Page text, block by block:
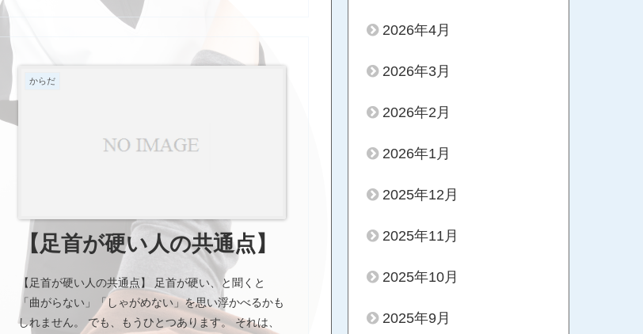
からだ
【足首が硬い人の共通点】
【足首が硬い人の共通点】 足首が硬い、と聞くと
「曲がらない」「しゃがめない」を思い浮かべるかも
しれません。 でも、もうひとつあります。 それは、
2026年4月
2026年3月
2026年2月
2026年1月
2025年12月
2025年11月
2025年10月
2025年9月